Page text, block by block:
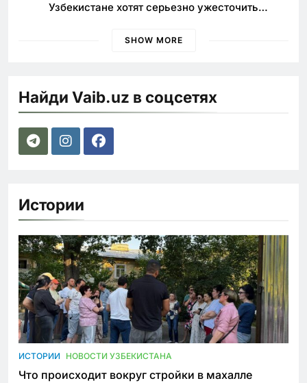
Узбекистане хотят серьезно ужесточить
SHOW MORE
Найди Vaib.uz в соцсетях
Истории
ИСТОРИИ НОВОСТИ УЗБЕКИСТАНА
Что происходит вокруг стройки в махалле